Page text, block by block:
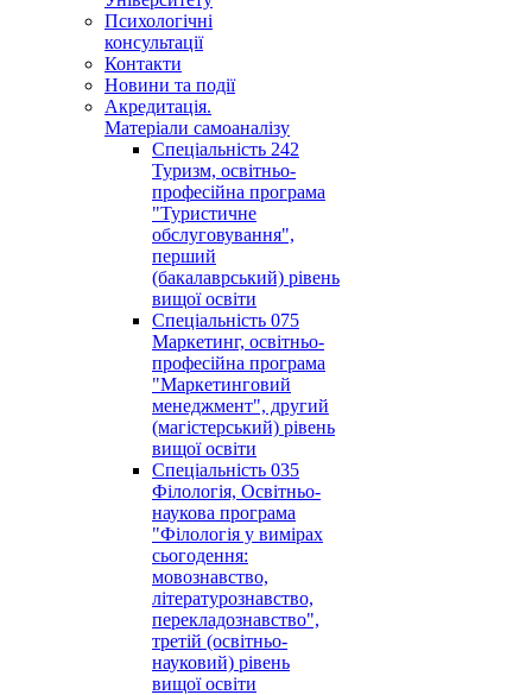
Психологічні
консультації
Контакти
Новини та події
Акредитація.
Матеріали самоаналізу
Спеціальність 242
Туризм, освітньо-
професійна програма
"Туристичне
обслуговування",
перший
(бакалаврський) рівень
вищої освіти
Спеціальність 075
Маркетинг, освітньо-
професійна програма
"Маркетинговий
менеджмент", другий
(магістерський) рівень
вищої освіти
Спеціальність 035
Філологія, Освітньо-
наукова програма
"Філологія у вимірах
сьогодення:
мовознавство,
літературознавство,
перекладознавство",
третій (освітньо-
науковий) рівень
вищої освіти